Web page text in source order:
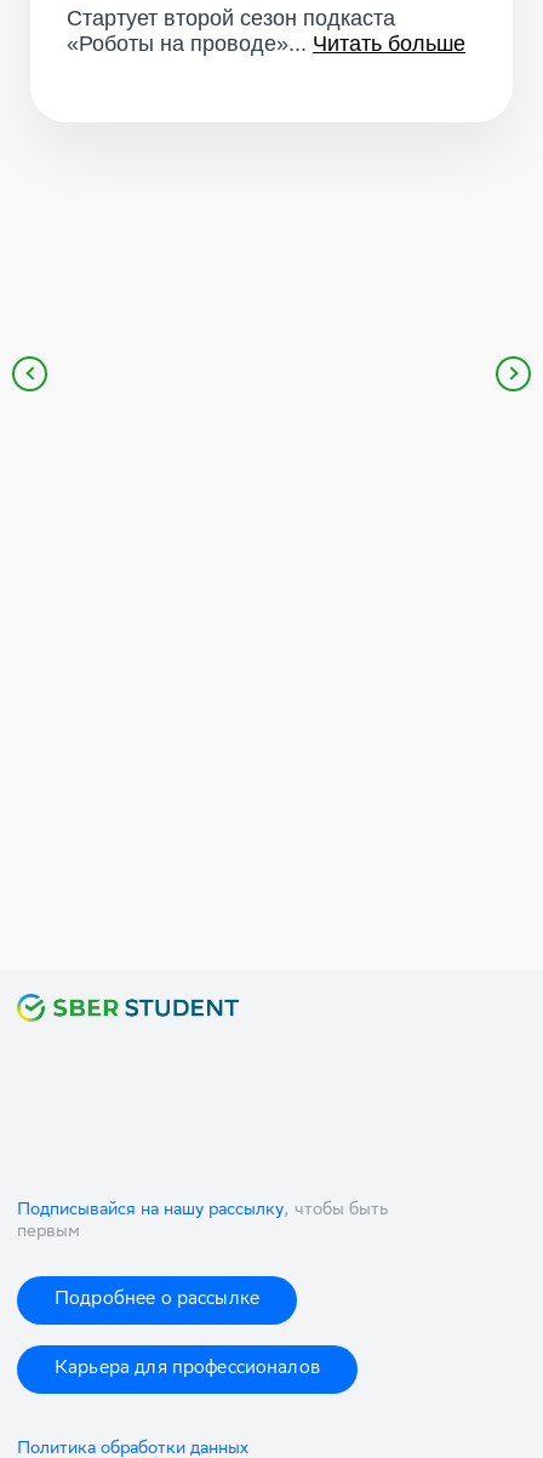
Стартует второй сезон подкаста
«Роботы на проводе»... Читать больше
Подписывайся на нашу рассылку, чтобы быть
первым
Подробнее о рассылке
Карьера для профессионалов
Политика обработки данных